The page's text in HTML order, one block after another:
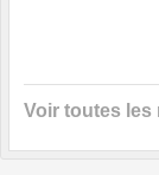
Voir toutes les